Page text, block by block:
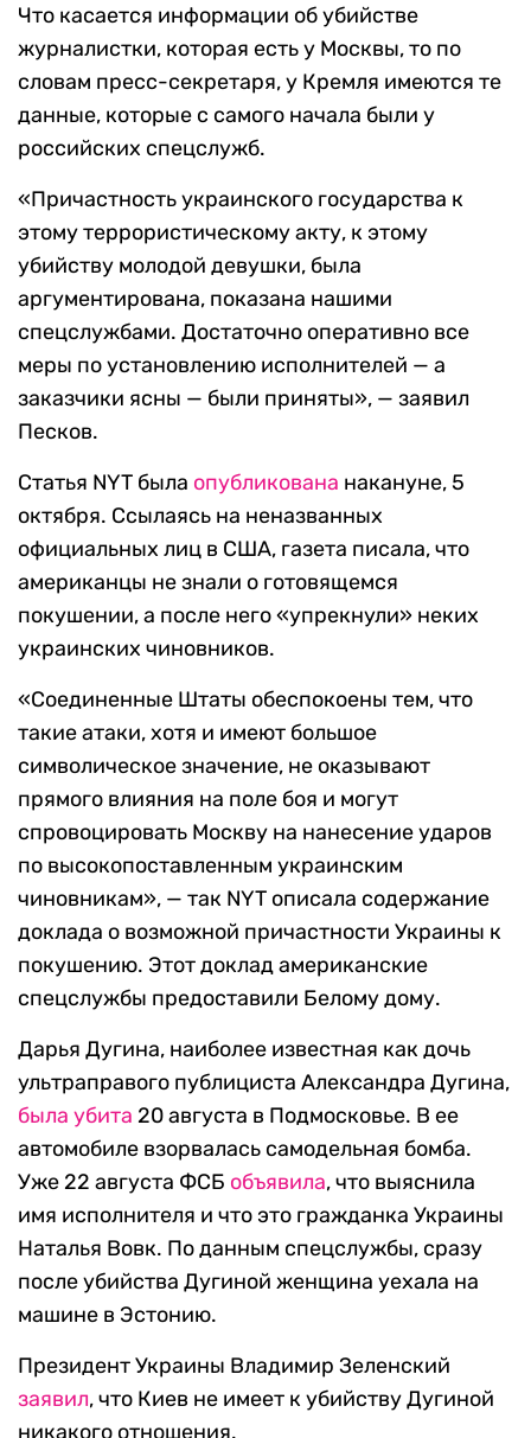
Что касается информации об убийстве
журналистки, которая есть у Москвы, то по
словам пресс-секретаря, у Кремля имеются те
данные, которые с самого начала были у
российских спецслужб.
«Причастность украинского государства к
этому террористическому акту, к этому
убийству молодой девушки, была
аргументирована, показана нашими
спецслужбами. Достаточно оперативно все
меры по установлению исполнителей — а
заказчики ясны — были приняты», — заявил
Песков.
Статья NYT была опубликована накануне, 5
октября. Ссылаясь на неназванных
официальных лиц в США, газета писала, что
американцы не знали о готовящемся
покушении, а после него «упрекнули» неких
украинских чиновников.
«Соединенные Штаты обеспокоены тем, что
такие атаки, хотя и имеют большое
символическое значение, не оказывают
прямого влияния на поле боя и могут
спровоцировать Москву на нанесение ударов
по высокопоставленным украинским
чиновникам», — так NYT описала содержание
доклада о возможной причастности Украины к
покушению. Этот доклад американские
спецслужбы предоставили Белому дому.
Дарья Дугина, наиболее известная как дочь
ультраправого публициста Александра Дугина,
была убита 20 августа в Подмосковье. В ее
автомобиле взорвалась самодельная бомба.
Уже 22 августа ФСБ объявила, что выяснила
имя исполнителя и что это гражданка Украины
Наталья Вовк. По данным спецслужбы, сразу
после убийства Дугиной женщина уехала на
машине в Эстонию.
Президент Украины Владимир Зеленский
заявил, что Киев не имеет к убийству Дугиной
никакого отношения.